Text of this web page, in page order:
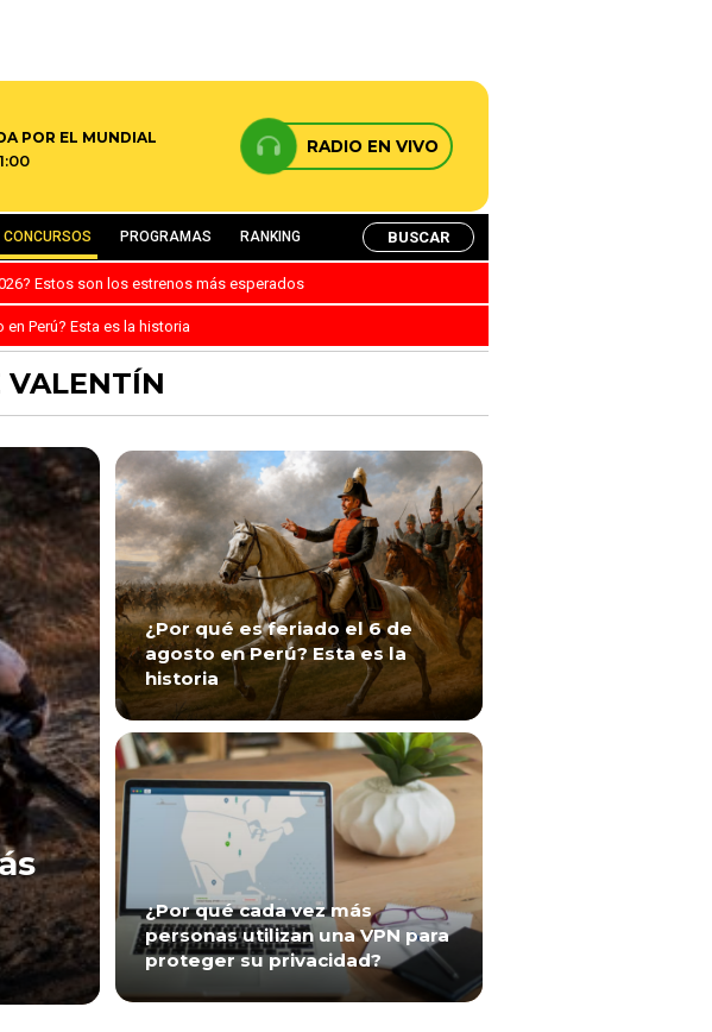
POR EL MUNDIAL
RADIO EN VIVO
CONCURSOS PROGRAMAS RANKING BUSCAR
Estos son los estrenos más esperados
Perú? Esta es la historia
VALENTÍN
¿Por qué es feriado el 6 de
agosto en Perú? Esta es la
historia
¿Por qué cada vez más
personas utilizan una VPN para
proteger su privacidad?